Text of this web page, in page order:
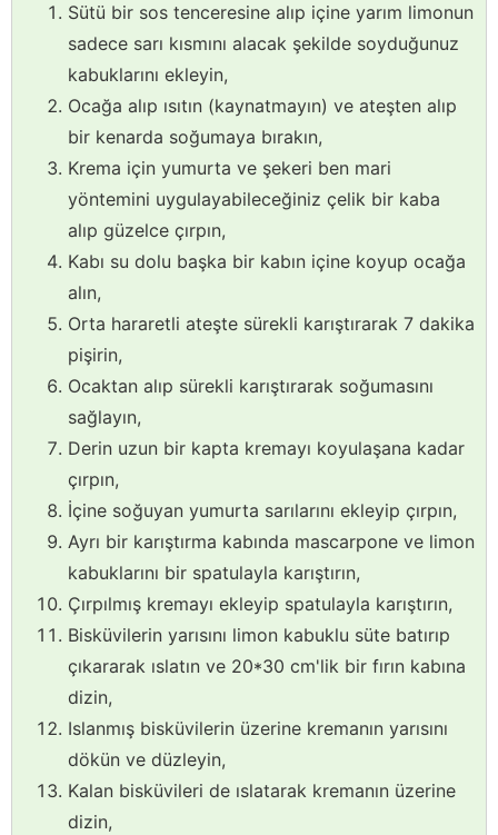
Sütü bir sos tenceresine alıp içine yarım limonun
sadece sarı kısmını alacak şekilde soyduğunuz
kabuklarını ekleyin,
Ocağa alıp ısıtın (kaynatmayın) ve ateşten alıp
bir kenarda soğumaya bırakın,
Krema için yumurta ve şekeri ben mari
yöntemini uygulayabileceğiniz çelik bir kaba
alıp güzelce çırpın,
Kabı su dolu başka bir kabın içine koyup ocağa
alın,
Orta hararetli ateşte sürekli karıştırarak 7 dakika
pişirin,
Ocaktan alıp sürekli karıştırarak soğumasını
sağlayın,
Derin uzun bir kapta kremayı koyulaşana kadar
çırpın,
İçine soğuyan yumurta sarılarını ekleyip çırpın,
Ayrı bir karıştırma kabında mascarpone ve limon
kabuklarını bir spatulayla karıştırın,
Çırpılmış kremayı ekleyip spatulayla karıştırın,
Bisküvilerin yarısını limon kabuklu süte batırıp
çıkararak ıslatın ve 20*30 cm'lik bir fırın kabına
dizin,
Islanmış bisküvilerin üzerine kremanın yarısını
dökün ve düzleyin,
Kalan bisküvileri de ıslatarak kremanın üzerine
dizin,